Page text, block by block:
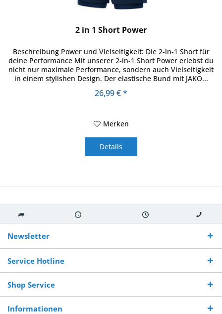
2 in 1 Short Power
Beschreibung Power und Vielseitigkeit: Die 2-in-1 Short für
deine Performance Mit unserer 2-in-1 Short Power erlebst du
nicht nur maximale Performance, sondern auch Vielseitigkeit
in einem stylishen Design. Der elastische Bund mit JAKO...
26,99 € *
Merken
Details
Kostenloser
Versand ab €
250,-
Versand innerhalb von Versand von So erreichen
Sie uns 0160
970 511 90
Newsletter
Service Hotline
Shop Service
Informationen